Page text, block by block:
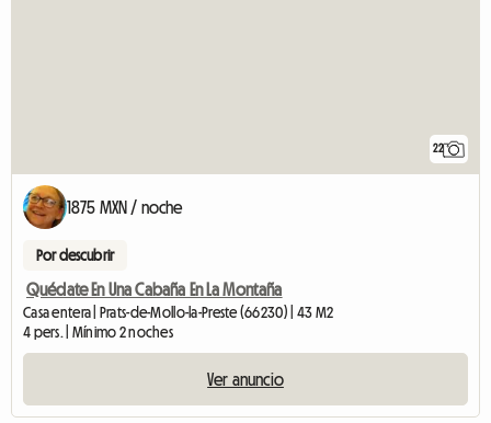
22
1875 MXN / noche
Por descubrir
Quédate En Una Cabaña En La Montaña
Casa entera | Prats-de-Mollo-la-Preste (66230) | 43 M2
4 pers. | Mínimo 2 noches
Ver anuncio